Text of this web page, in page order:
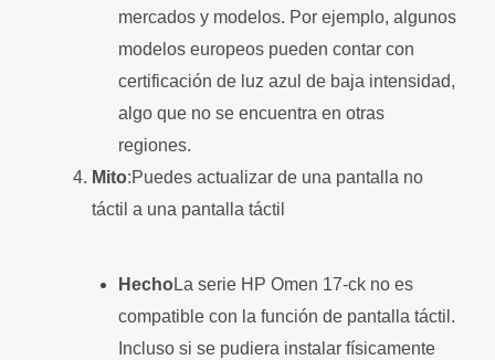
mercados y modelos. Por ejemplo, algunos
modelos europeos pueden contar con
certificación de luz azul de baja intensidad,
algo que no se encuentra en otras
regiones.
Mito:Puedes actualizar de una pantalla no
táctil a una pantalla táctil
HechoLa serie HP Omen 17-ck no es
compatible con la función de pantalla táctil.
Incluso si se pudiera instalar físicamente